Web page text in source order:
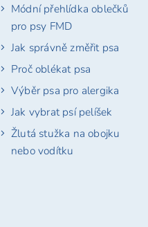
Módní přehlídka oblečků
pro psy FMD
Jak správně změřit psa
Proč oblékat psa
Výběr psa pro alergika
Jak vybrat psí pelíšek
Žlutá stužka na obojku
nebo vodítku